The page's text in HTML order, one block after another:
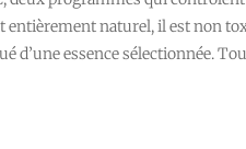
naturel, il est non
d’une essence sélectionnée.